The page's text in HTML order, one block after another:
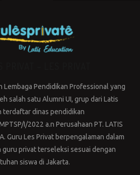
Lembaga Pendidikan Professional yang
salah satu Alumni UI, grup dari Latis
terdaftar dinas pendidikan
I/2022 a.n Perusahaan PT. LATIS
Guru Les Privat berpengalaman dalam
guru privat terseleksi sesuai dengan
siswa di Jakarta.